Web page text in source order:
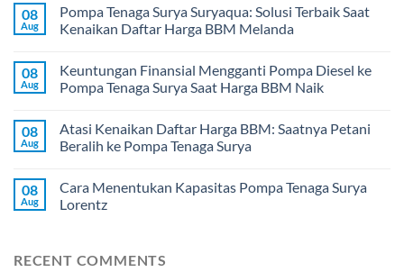
08
Aug
Pompa Tenaga Surya Suryaqua: Solusi Terbaik Saat
Kenaikan Daftar Harga BBM Melanda
08
Aug
Keuntungan Finansial Mengganti Pompa Diesel ke
Pompa Tenaga Surya Saat Harga BBM Naik
08
Aug
Atasi Kenaikan Daftar Harga BBM: Saatnya Petani
Beralih ke Pompa Tenaga Surya
08
Aug
Cara Menentukan Kapasitas Pompa Tenaga Surya
Lorentz
RECENT COMMENTS